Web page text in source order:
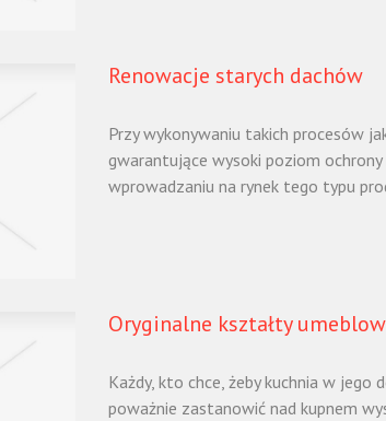
Renowacje starych dachów
Przy wykonywaniu takich procesów
gwarantujące wysoki poziom
wprowadzaniu na rynek tego typu
Oryginalne kształty
Każdy, kto chce, żeby kuchnia w
poważnie zastanowić nad kupnem